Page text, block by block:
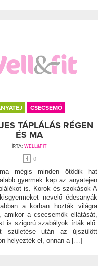
CSECSEMŐ
TÁPLÁLÁS RÉGEN
ÉS MA
ÍRTA: WELL&FIT
0
ma mégis minden ötödik hat
gyermek kap az anyatejen
is. Korok és szokások A
nevelő édesanyák
a korban hozták világra
amikor a csecsemők ellátását,
is szigorú szabályok írták elő.
születése után az újszülött
helyezték el, onnan a […]